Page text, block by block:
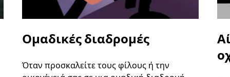
Ομαδικές διαδρομές
Όταν προσκαλείτε τους φίλους ή την